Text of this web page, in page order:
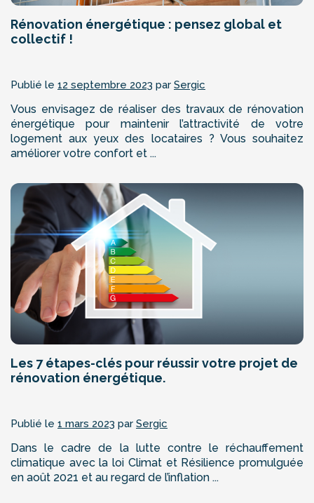
Rénovation énergétique : pensez global et
collectif !
Publié le 12 septembre 2023 par Sergic
Vous envisagez de réaliser des travaux de rénovation
énergétique pour maintenir l’attractivité de votre
logement aux yeux des locataires ? Vous souhaitez
améliorer votre confort et ...
Les 7 étapes-clés pour réussir votre projet de
rénovation énergétique.
Publié le 1 mars 2023 par Sergic
Dans le cadre de la lutte contre le réchauffement
climatique avec la loi Climat et Résilience promulguée
en août 2021 et au regard de l’inflation ...